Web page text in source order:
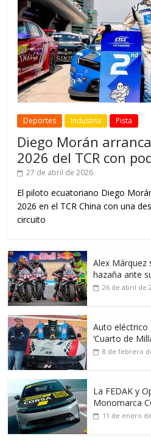
Deportes Industria Pista
Diego Morán
2026 del TCR con
27 de abril de 2026
El piloto ecuatoriano Diego
2026 en el TCR China con una
circuito
Alex Márquez
hazaña ante
26 de abril de
Auto eléctrico
‘Cuarto de
8 de febrero
La FEDAK y
Monomarca
11 de enero